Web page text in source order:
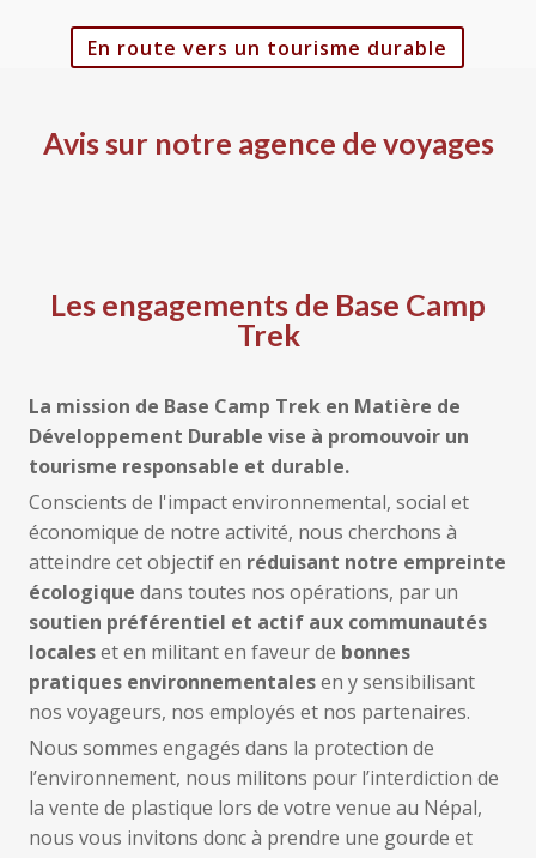
En route vers un tourisme durable
Avis sur notre agence de voyages
Les engagements de Base Camp
Trek
La mission de Base Camp Trek en Matière de
Développement Durable vise à promouvoir un
tourisme responsable et durable.
Conscients de l'impact environnemental, social et
économique de notre activité, nous cherchons à
atteindre cet objectif en réduisant notre empreinte
écologique dans toutes nos opérations, par un
soutien préférentiel et actif aux communautés
localeset en militant en faveur de bonnes
pratiques environnementalesen y sensibilisant
nos voyageurs, nos employés et nos partenaires.
Nous sommes engagés dans la protection de
l’environnement, nous militons pour l’interdiction de
la vente de plastique lors de votre venue au Népal,
nous vous invitons donc à prendre une gourde et